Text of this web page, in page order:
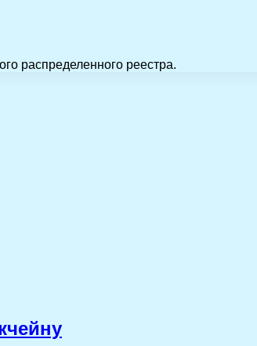
распределенного реестра.